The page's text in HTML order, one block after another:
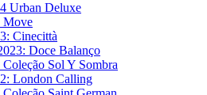
Urban Deluxe
Move
Cinecittà
Doce Balanço
Sol Y Sombra
London Calling